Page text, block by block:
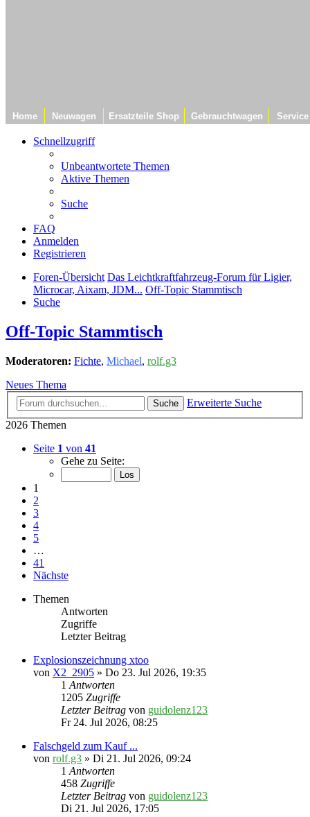
Home Neuwagen Ersatzteile Shop Gebrauchtwagen Service
Schnellzugriff
Unbeantwortete Themen
Aktive Themen
Suche
FAQ
Anmelden
Registrieren
Foren-Übersicht Das Leichtkraftfahrzeug-Forum für Ligier,
Microcar, Aixam, JDM... Off-Topic Stammtisch
Suche
Off-Topic Stammtisch
Moderatoren: Fichte, Michael, rolf.g3
Neues Thema
Suche
Erweiterte Suche
2026 Themen
Seite 1 von 41
Gehe zu Seite:
1
2
3
4
5
…
41
Nächste
Themen
Antworten
Zugriffe
Letzter Beitrag
Explosionszeichnung xtoo
von X2_2905 » Do 23. Jul 2026, 19:35
1Antworten
1205 Zugriffe
Letzter Beitrag von guidolenz123
Fr 24. Jul 2026, 08:25
Falschgeld zum Kauf ...
von rolf.g3 » Di 21. Jul 2026, 09:24
1Antworten
458 Zugriffe
Letzter Beitrag von guidolenz123
Di 21. Jul 2026, 17:05